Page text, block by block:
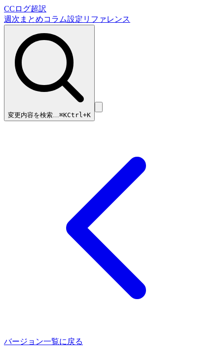
CCログ超訳
週次まとめコラム設定リファレンス
変更内容を検索…⌘KCtrl+K
バージョン一覧に戻る